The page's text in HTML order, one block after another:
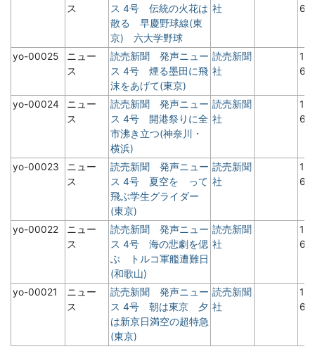
ス
ス 4号 伝統の火花は
散る 早慶野球線(東
京) 六大学野球
社
6
yo-00025
ニュー
ス
読売新聞 発声ニュー
ス 4号 煙る墨田に飛
沫をあげて(東京)
読売新聞
社
6
yo-00024
ニュー
ス
読売新聞 発声ニュー
ス 4号 開港祭りに全
市沸き立つ(神奈川・
横浜)
読売新聞
社
6
yo-00023
ニュー
ス
読売新聞 発声ニュー
ス 4号 夏空を って
飛ぶ学生グライダー
(東京)
読売新聞
社
6
yo-00022
ニュー
ス
読売新聞 発声ニュー
ス 4号 海の悲劇を偲
ぶ トルコ軍艦遭難日
(和歌山)
読売新聞
社
6
yo-00021
ニュー
ス
読売新聞 発声ニュー
ス 4号 朝は東京 夕
は新京日満空の超特急
(東京)
読売新聞
社
6